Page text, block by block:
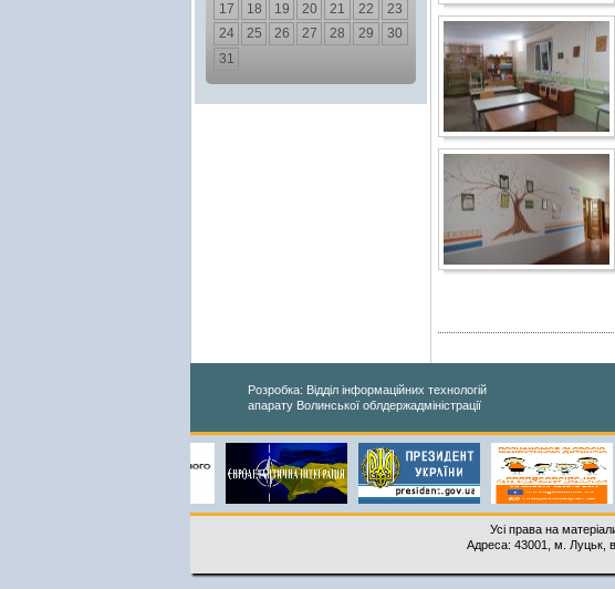
17
18 19 20 21 22
23
24
25 26 27 28 29
30
31
Розробка: Відділ інформаційних технологій
апарату Волинської облдержадміністрації
Усі права на
Адреса: 43001, м. Луцьк,